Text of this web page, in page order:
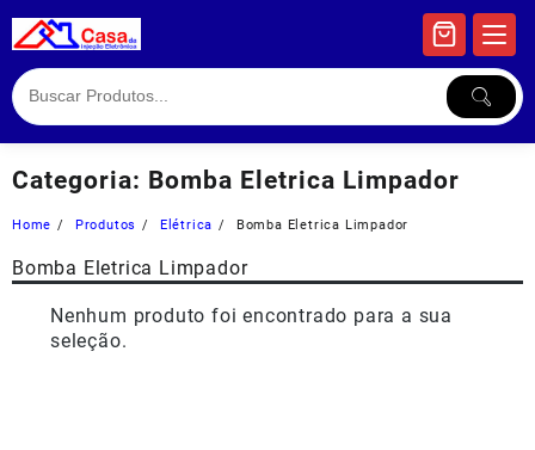
to
Categoria: Bomba Eletrica Limpador
Home Produtos Elétrica Bomba Eletrica Limpador
Bomba Eletrica Limpador
Nenhum produto foi encontrado para a sua
seleção.